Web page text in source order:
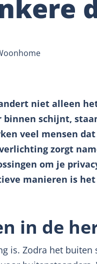
niet alleen
schijnt,
veel mensen
zorgt
om je
manieren is
in de
is. Zodra het buiten